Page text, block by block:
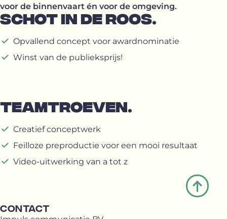
voor de binnenvaart én voor de omgeving.
SCHOT IN DE ROOS.
Opvallend concept voor awardnominatie
Winst van de publieksprijs!
TEAMTROEVEN.
Creatief conceptwerk
Feilloze preproductie voor een mooi resultaat
Video-uitwerking van a tot z
CONTACT